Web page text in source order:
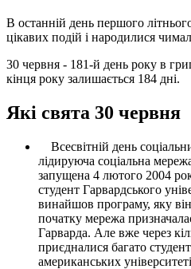
В останній день першого
цікавих подій і народилися
30 червня - 181-й день року в
кінця року залишається 184 дні.
Які свята 30 червня
Всесвітній день
лідируюча соціальна
запущена 4 лютого 2004
студент Гарвардського
винайшов програму, яку
початку мережа
Гарварда. Але вже через
приєдналися багато
американських